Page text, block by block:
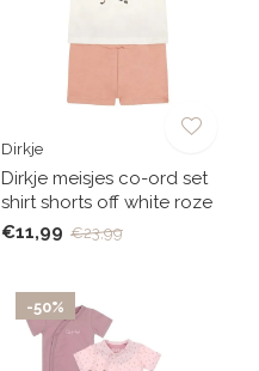
Dirkje
Dirkje meisjes co-ord set
shirt shorts off white roze
€11,99 €23,99
-50%